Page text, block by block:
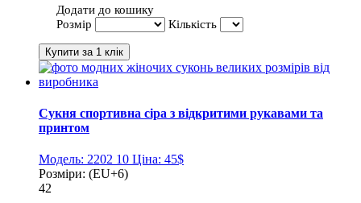
Додати до кошику
Розмір
Кількість
Сукня спортивна сіра з відкритими рукавами та
принтом
Модель: 2202 10 Ціна: 45$
Розміри: (EU+6)
42